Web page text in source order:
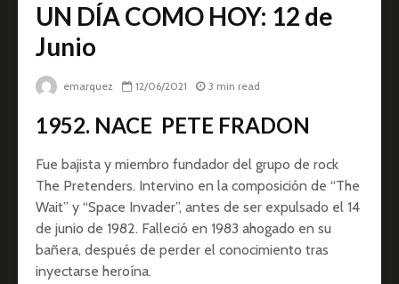
UN DÍA COMO HOY: 12 de
Junio
emarquez 12/06/2021 3 min read
1952. NACE PETE FRADON
Fue bajista y miembro fundador del grupo de rock
The Pretenders. Intervino en la composición de “The
Wait” y “Space Invader”, antes de ser expulsado el 14
de junio de 1982. Falleció en 1983 ahogado en su
bañera, después de perder el conocimiento tras
inyectarse heroína.